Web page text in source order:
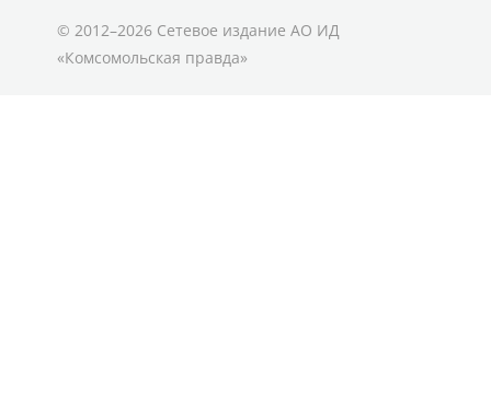
© 2012–2026 Сетевое издание АО ИД
«Комсомольская правда»